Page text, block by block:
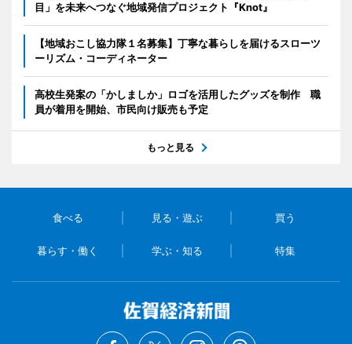
目」を未来へつなぐ地域発信プロジェクト『Knot』
【地域おこし協力隊１名募集】丁寧な暮らしを届けるスローツ
ーリズム・コーディネーター
高校生発案の「かしましか」ロゴを活用したグッズを制作 職
員が着用を開始、市民向け販売も予定
もっと見る
食べる 見る・遊ぶ 買う
暮らす・働く 学ぶ・知る 特集